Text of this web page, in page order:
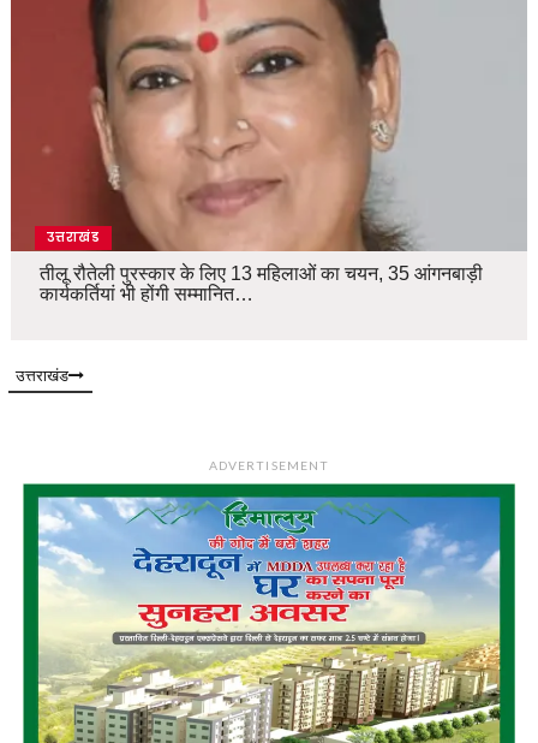
उत्तराखंड
तीलू रौतेली पुरस्कार के लिए 13 महिलाओं का चयन, 35 आंगनबाड़ी
कार्यकर्तियां भी होंगी सम्मानित…
उत्तराखंड
ADVERTISEMENT